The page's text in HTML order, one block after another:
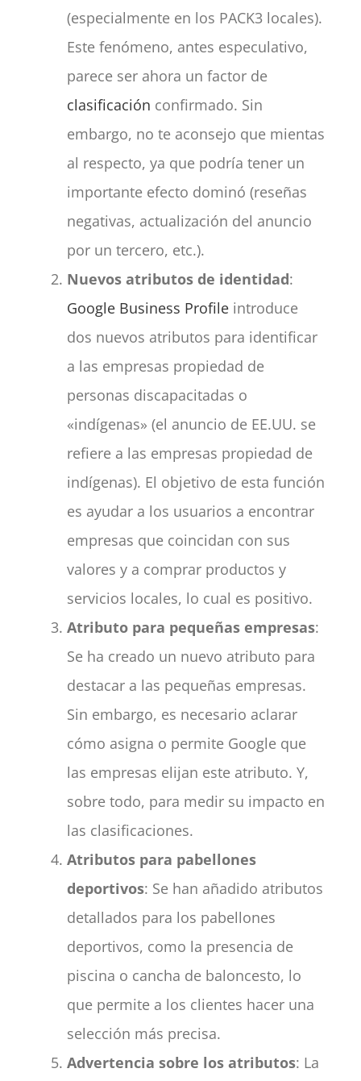
(especialmente en los PACK3 locales).
Este fenómeno, antes especulativo,
parece ser ahora un factor de
clasificación confirmado. Sin
embargo, no te aconsejo que mientas
al respecto, ya que podría tener un
importante efecto dominó (reseñas
negativas, actualización del anuncio
por un tercero, etc.).
Nuevos atributos de identidad:
Google Business Profileintroduce
dos nuevos atributos para identificar
a las empresas propiedad de
personas discapacitadas o
«indígenas» (el anuncio de EE.UU. se
refiere a las empresas propiedad de
indígenas). El objetivo de esta función
es ayudar a los usuarios a encontrar
empresas que coincidan con sus
valores y a comprar productos y
servicios locales, lo cual es positivo.
Atributo para pequeñas empresas:
Se ha creado un nuevo atributo para
destacar a las pequeñas empresas.
Sin embargo, es necesario aclarar
cómo asigna o permite Google que
las empresas elijan este atributo. Y,
sobre todo, para medir su impacto en
las clasificaciones.
Atributos para pabellones
deportivos: Se han añadido atributos
detallados para los pabellones
deportivos, como la presencia de
piscina o cancha de baloncesto, lo
que permite a los clientes hacer una
selección más precisa.
Advertencia sobre los atributos: La